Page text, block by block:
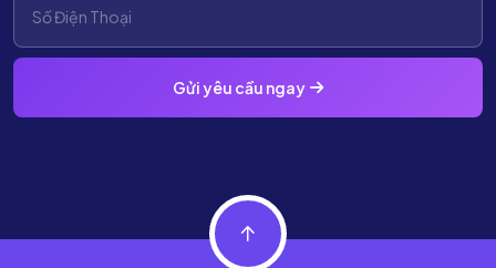
Gửi yêu cầu ngay